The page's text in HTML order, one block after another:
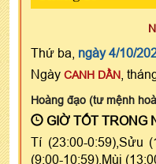
Thứ ba, ngày 4/10/
Ngày CANH DẦN ,
Hoàng đạo (tư mệnh
GIỜ TỐT TRONG
Tí (23:00-0:59),Sửu
(9:00-10:59),Mùi